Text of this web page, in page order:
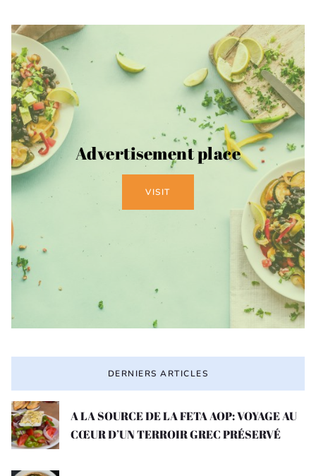
Advertisement place
VISIT
DERNIERS ARTICLES
A LA SOURCE DE LA FETA AOP: VOYAGE AU
CŒUR D’UN TERROIR GREC PRÉSERVÉ